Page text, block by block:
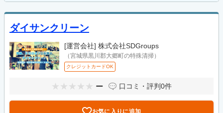
ダイサンクリーン
[運営会社] 株式会社SDGroups
（宮城県黒川郡大郷町の特殊清掃）
クレジットカードOK
ー 口コミ・評判0件